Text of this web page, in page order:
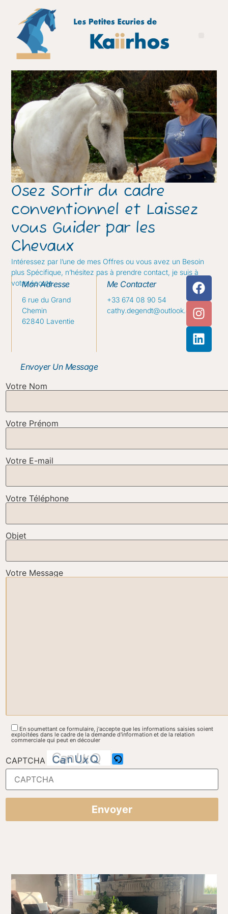
Osez Sortir du cadre
conventionnel et Laissez
vous Guider par les
Chevaux
Intéressez par l’une de mes Offres ou vous avez un Besoin
plus Spécifique, n’hésitez pas à prendre contact, je suis à
votre écoute.
Mon Adresse
6 rue du Grand
Chemin
62840 Laventie
Me Contacter
+33 674 08 90 54
cathy.degendt@outlook.com
Envoyer Un Message
Votre Nom
Votre Prénom
Votre E-mail
Votre Téléphone
Objet
Votre Message
En soumettant ce formulaire, j'accepte que les informations saisies soient
exploitées dans le cadre de la demande d'information et de la relation
commerciale qui peut en découler
CAPTCHA